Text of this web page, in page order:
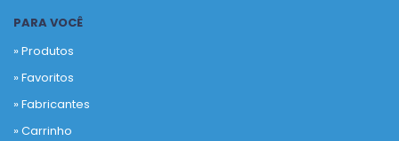
PARA VOCÊ
» Produtos
»Favoritos
»Fabricantes
»Carrinho